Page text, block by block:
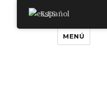
MENÚ
Español